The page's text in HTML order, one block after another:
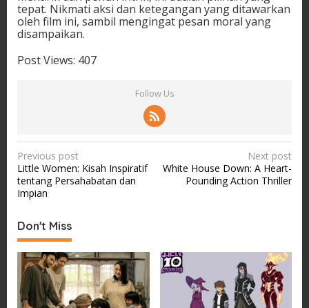
tepat. Nikmati aksi dan ketegangan yang ditawarkan
oleh film ini, sambil mengingat pesan moral yang
disampaikan.
Post Views: 407
Follow Us
P
o
s
n
a
v
i
Previous post
Little Women: Kisah Inspiratif
tentang Persahabatan dan
Impian
Next post
White House Down: A Heart-
Pounding Action Thriller
Don't Miss